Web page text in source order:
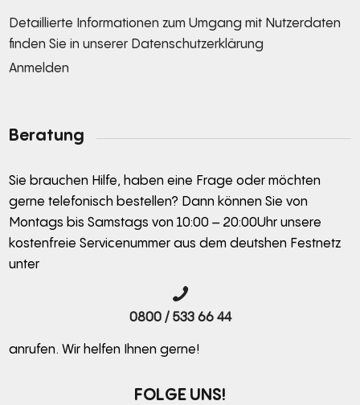
Detaillierte Informationen zum Umgang mit Nutzerdaten
finden Sie in unserer Datenschutzerklärung
Anmelden
Beratung
Sie brauchen Hilfe, haben eine Frage oder möchten
gerne telefonisch bestellen? Dann können Sie von
Montags bis Samstags von 10:00 – 20:00Uhr unsere
kostenfreie Servicenummer aus dem deutshen Festnetz
unter
0800 / 533 66 44
anrufen. Wir helfen Ihnen gerne!
FOLGE UNS!